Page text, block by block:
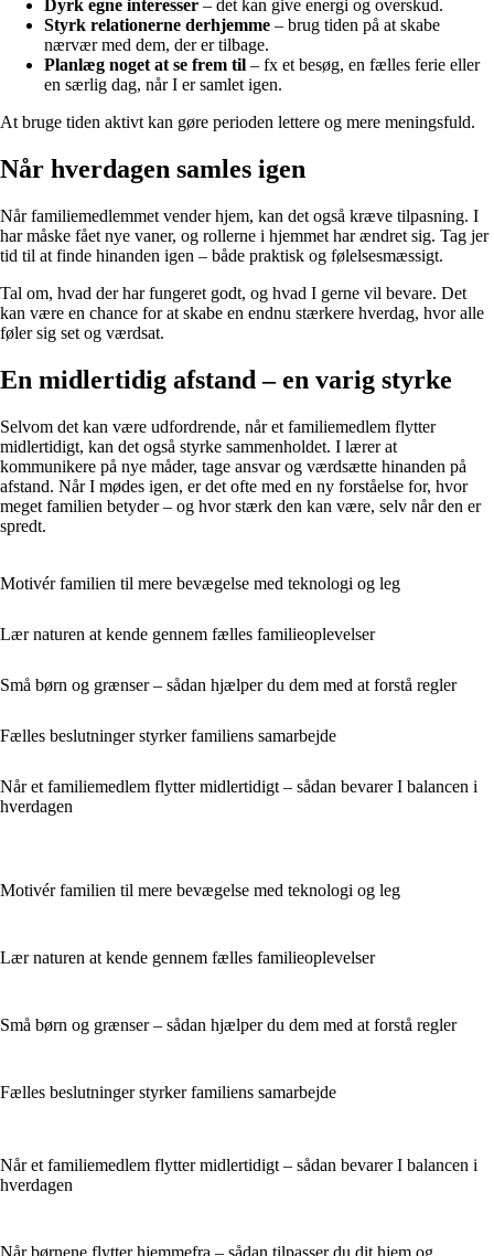
Dyrk egne interesser – det kan give energi og overskud.
Styrk relationerne derhjemme – brug tiden på at skabe
nærvær med dem, der er tilbage.
Planlæg noget at se frem til – fx et besøg, en fælles ferie eller
en særlig dag, når I er samlet igen.
At bruge tiden aktivt kan gøre perioden lettere og mere meningsfuld.
Når hverdagen samles igen
Når familiemedlemmet vender hjem, kan det også kræve tilpasning. I
har måske fået nye vaner, og rollerne i hjemmet har ændret sig. Tag jer
tid til at finde hinanden igen – både praktisk og følelsesmæssigt.
Tal om, hvad der har fungeret godt, og hvad I gerne vil bevare. Det
kan være en chance for at skabe en endnu stærkere hverdag, hvor alle
føler sig set og værdsat.
En midlertidig afstand – en varig styrke
Selvom det kan være udfordrende, når et familiemedlem flytter
midlertidigt, kan det også styrke sammenholdet. I lærer at
kommunikere på nye måder, tage ansvar og værdsætte hinanden på
afstand. Når I mødes igen, er det ofte med en ny forståelse for, hvor
meget familien betyder – og hvor stærk den kan være, selv når den er
spredt.
Motivér familien til mere bevægelse med teknologi og leg
Lær naturen at kende gennem fælles familieoplevelser
Små børn og grænser – sådan hjælper du dem med at forstå regler
Fælles beslutninger styrker familiens samarbejde
Når et familiemedlem flytter midlertidigt – sådan bevarer I balancen i
hverdagen
Motivér familien til mere bevægelse med teknologi og leg
Lær naturen at kende gennem fælles familieoplevelser
Små børn og grænser – sådan hjælper du dem med at forstå regler
Fælles beslutninger styrker familiens samarbejde
Når et familiemedlem flytter midlertidigt – sådan bevarer I balancen i
hverdagen
Når børnene flytter hjemmefra – sådan tilpasser du dit hjem og